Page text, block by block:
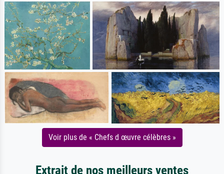
Voir plus de « Chefs d œuvre célèbres »
Extrait de nos meilleurs ventes